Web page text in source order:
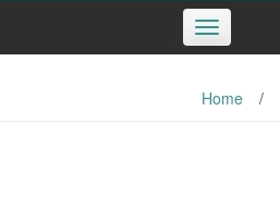
Toggle
navigation
Home /